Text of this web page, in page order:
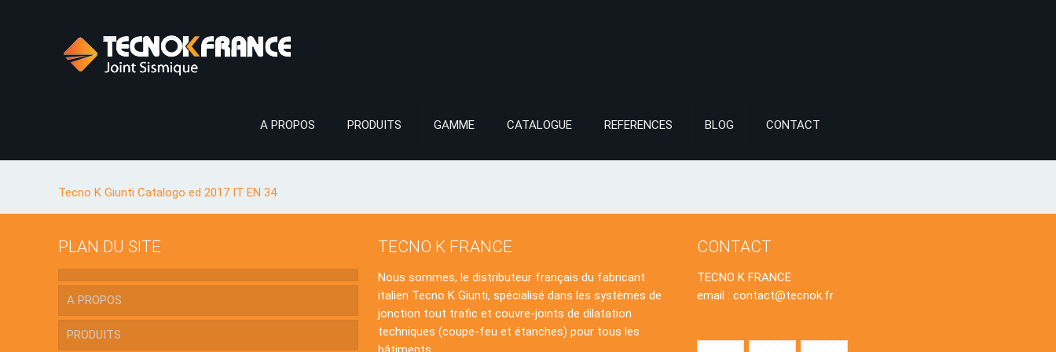
A PROPOS PRODUITS GAMME CATALOGUE REFERENCES BLOG CONTACT
Tecno K Giunti Catalogo ed 2017 IT EN 34
PLAN DU SITE
A PROPOS
PRODUITS
TECNO K FRANCE
Nous sommes, le distributeur français du fabricant
italien Tecno K Giunti, spécialisé dans les systèmes de
jonction tout trafic et couvre-joints de dilatation
techniques (coupe-feu et étanches) pour tous les
CONTACT
TECNO K FRANCE
email : contact@tecnok.fr